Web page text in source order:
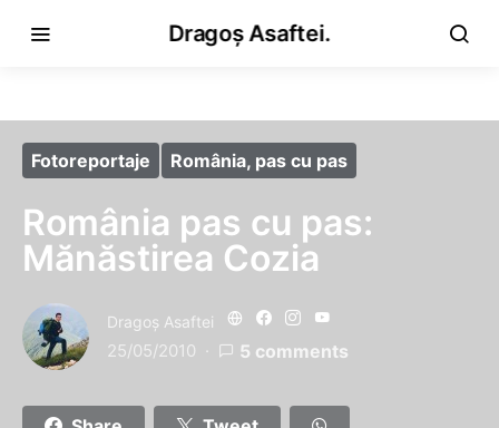
Dragoș Asaftei.
Fotoreportaje România, pas cu pas
România pas cu pas:
Mănăstirea Cozia
Dragoş Asaftei
25/05/2010 5 comments